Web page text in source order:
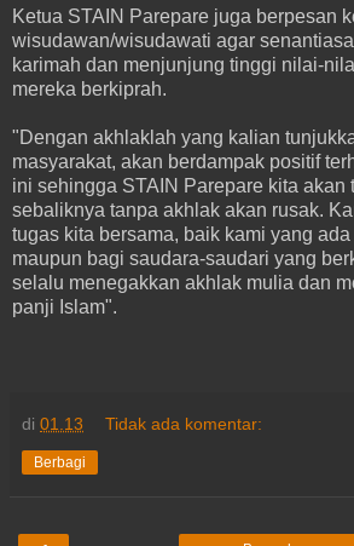
Ketua STAIN Parepare juga berpesan
wisudawan/wisudawati agar
karimah dan menjunjung tinggi nilai-
mereka berkiprah.
"Dengan akhlaklah yang kalian
masyarakat, akan berdampak positif
ini sehingga STAIN Parepare kita akan
sebaliknya tanpa akhlak akan rusak.
tugas kita bersama, baik kami yang
maupun bagi saudara-saudari yang
selalu menegakkan akhlak mulia dan
panji Islam".
di 01.13 Tidak ada komentar:
Berbagi